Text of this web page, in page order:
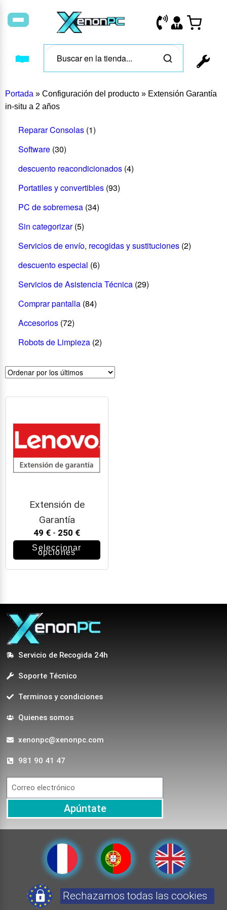
Portada » Configuración del producto » Extensión Garantía
in-situ a 2 años
Reparar Consolas (1)
Software (30)
descuento reacondicionados (4)
Portatiles y convertibles (93)
PC de sobremesa (34)
Sin categorizar (5)
Servicios de envío, recogidas y sustituciones (2)
descuento especial (6)
Servicios de Asistencia Técnica (29)
Comprar pantalla (84)
Accesorios (72)
Robots de Limpieza (2)
Extensión de
Garantía
49 € - 250 €
Seleccionar
opciones
Servicio de Recogida 24h
Soporte Técnico
Terminos y condiciones
Quienes somos
xenonpc@xenonpc.com
981 90 41 47
Apúntate
Rechazamos todas las cookies